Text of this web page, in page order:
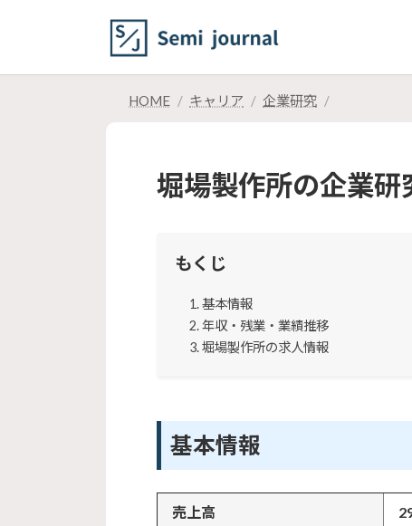
ン
ー
HOME キャリア 企業研究
堀場製作所の企業研
もくじ
基本情報
年収・残業・業績推移
堀場製作所の求人情報
基本情報
売上高